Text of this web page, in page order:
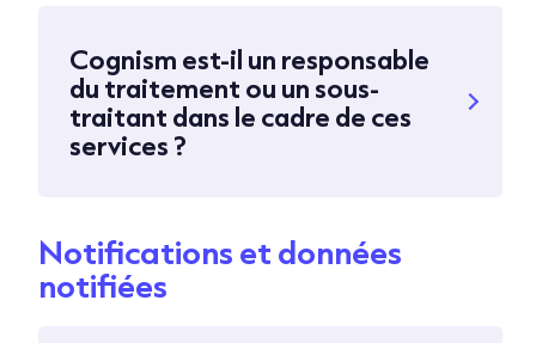
Cognism est-il un responsable
du traitement ou un sous-
traitant dans le cadre de ces
services ?
Notifications et données
notifiées